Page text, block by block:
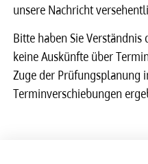
unsere Nach­richt
Bitte haben Sie
keine Auskünfte über
Zuge der Prüfungs­pla­nung
Termin­ver­schie­bun­gen